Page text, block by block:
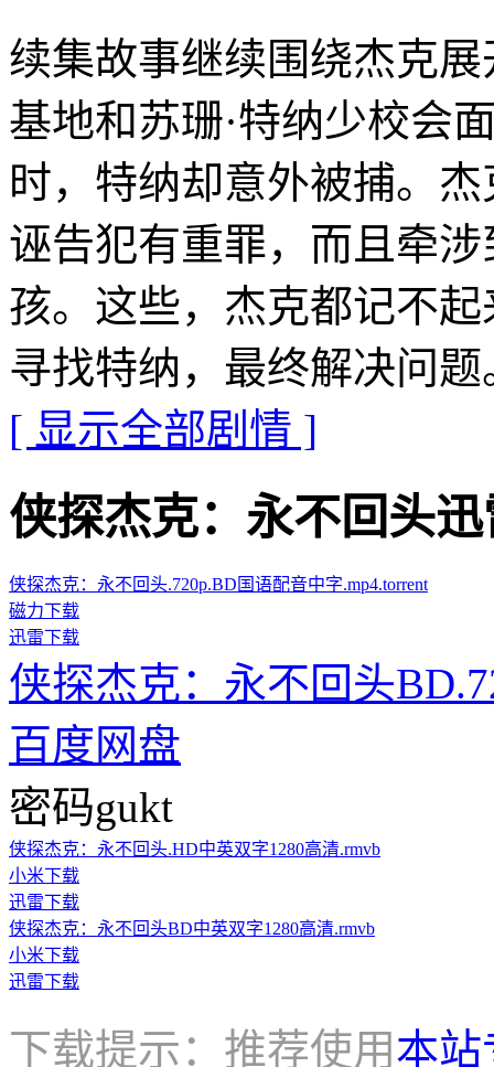
续集故事继续围绕杰克
基地和苏珊·特纳少校会
时，特纳却意外被捕。
诬告犯有重罪，而且牵
孩。这些，杰克都记不
寻找特纳，最终解决问题
[ 显示全部剧情 ]
侠探杰克：永不回头迅
侠探杰克：永不回头.720p.BD国语配音中字.mp4.torrent
磁力下载
迅雷下载
侠探杰克：永不回头
百度网盘
密码gukt
侠探杰克：永不回头.HD中英双字1280高清.rmvb
小米下载
迅雷下载
侠探杰克：永不回头BD中英双字1280高清.rmvb
小米下载
迅雷下载
下载提示：推荐使用本站